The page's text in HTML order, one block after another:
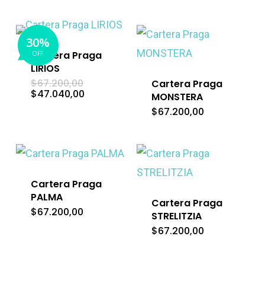
OFF
30%
Cartera Praga
LIRIOS
$67.200,00El
precio
original
$47.040,00El
Cartera Praga
MONSTERA
$67.200,00
Cartera Praga
PALMA
$67.200,00
Cartera Praga
STRELITZIA
$67.200,00